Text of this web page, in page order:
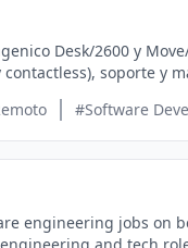
Desk/2600 y
soporte y
#Software
engineering jobs on